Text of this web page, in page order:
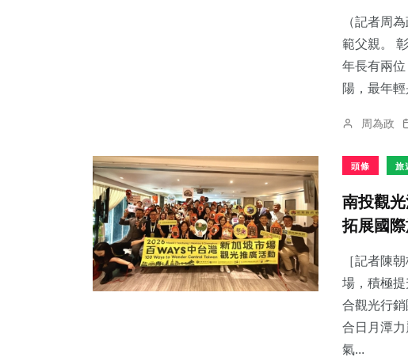
（記者周
範父親。
年長有兩
陽，最年
周為政
頭條 旅
南投觀
拓展國
［記者陳
場，積極
合觀光行
合日月潭
氣...